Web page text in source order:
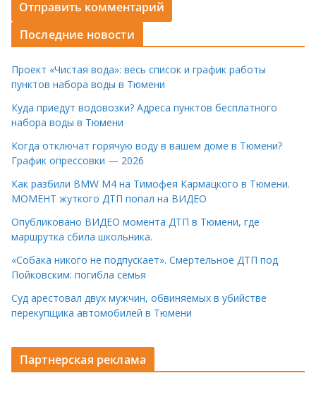
Последние новости
Проект «Чистая вода»: весь список и график работы
пунктов набора воды в Тюмени
Куда приедут водовозки? Адреса пунктов бесплатного
набора воды в Тюмени
Когда отключат горячую воду в вашем доме в Тюмени?
График опрессовки — 2026
Как разбили BMW M4 на Тимофея Кармацкого в Тюмени.
МОМЕНТ жуткого ДТП попал на ВИДЕО
Опубликовано ВИДЕО момента ДТП в Тюмени, где
маршрутка сбила школьника.
«Собака никого не подпускает». Смертельное ДТП под
Пойковским: погибла семья
Суд арестовал двух мужчин, обвиняемых в убийстве
перекупщика автомобилей в Тюмени
Партнерская реклама